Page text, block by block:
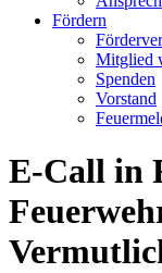
Fördern
Mitglied
Spenden
Vorstand
E-Call in